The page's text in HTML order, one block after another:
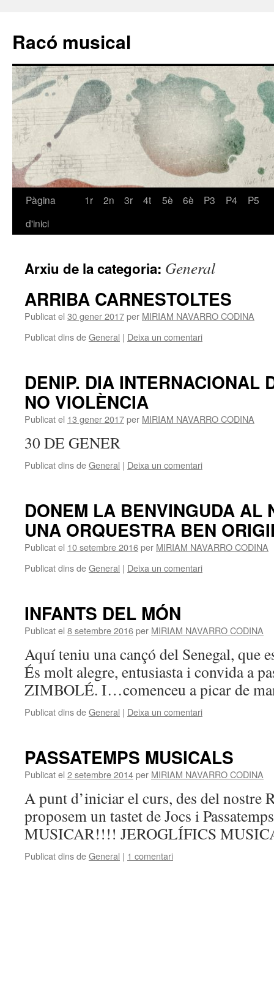
Racó musical
Vés
Pàgina
d'inici
1r 2n 3r 4t 5è 6è P3 P4 P5
Arxiu de la categoria: General
ARRIBA CARNESTOLTES
Publicat el 30 gener 2017per MIRIAM NAVARRO CODINA
Publicat dins deGeneral | Deixa un comentari
DENIP. DIA INTERNACIONAL
NO VIOLÈNCIA
Publicat el 13 gener 2017per MIRIAM NAVARRO CODINA
30 DE GENER
Publicat dins deGeneral | Deixa un comentari
DONEM LA BENVINGUDA AL
UNA ORQUESTRA BEN
Publicat el 10 setembre 2016per MIRIAM NAVARRO CODINA
Publicat dins deGeneral | Deixa un comentari
INFANTS DEL MÓN
Publicat el 8 setembre 2016per MIRIAM NAVARRO CODINA
Aquí teniu una cançó del Senegal, que
És molt alegre, entusiasta i convida a
ZIMBOLÉ. I…comenceu a picar de
Publicat dins deGeneral | Deixa un comentari
PASSATEMPS MUSICALS
Publicat el 2 setembre 2014per MIRIAM NAVARRO CODINA
A punt d’iniciar el curs, des del nostre
proposem un tastet de Jocs i
MUSICAR!!!! JEROGLÍFICS
Publicat dins deGeneral | 1 comentari